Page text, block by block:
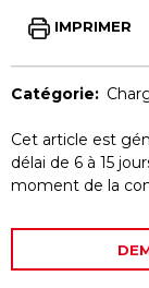
IMPRIMER
Catégorie:
Cet article est
délai de 6 à 15
moment de la